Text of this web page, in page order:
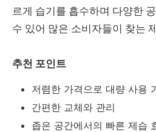
르게 습기를 흡수하며 다양한
수 있어 많은 소비자들이 찾는
추천 포인트
저렴한 가격으로 대량 사용
간편한 교체와 관리
좁은 공간에서의 빠른 제습